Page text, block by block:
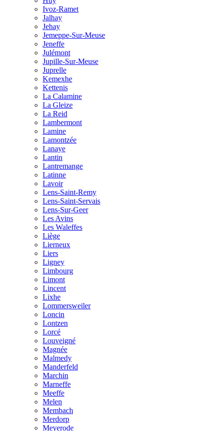
Ivoz-Ramet
Jalhay
Jehay
Jemeppe-Sur-Meuse
Jeneffe
Julémont
Jupille-Sur-Meuse
Juprelle
Kemexhe
Kettenis
La Calamine
La Gleize
La Reid
Lambermont
Lamine
Lamontzée
Lanaye
Lantin
Lantremange
Latinne
Lavoir
Lens-Saint-Remy
Lens-Saint-Servais
Lens-Sur-Geer
Les Avins
Les Waleffes
Liège
Lierneux
Liers
Ligney
Limbourg
Limont
Lincent
Lixhe
Lommersweiler
Loncin
Lontzen
Lorcé
Louveigné
Magnée
Malmedy
Manderfeld
Marchin
Marneffe
Meeffe
Melen
Membach
Merdorp
Meyerode